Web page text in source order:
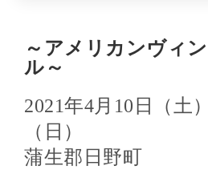
～アメリカンヴィ
ル～
2021年4月 10 日（土
（日）
蒲生郡日野町